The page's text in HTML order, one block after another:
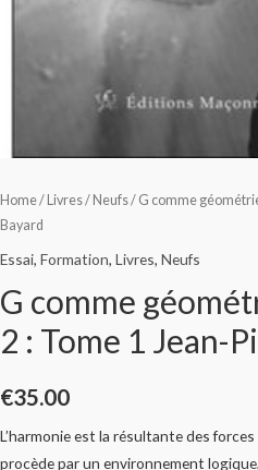
Home/ Livres/ Neufs/ G comme
Bayard
Essai, Formation, Livres, Neufs
G comme
2 : Tome 1 Jean-
€35.00
L’harmonie est la résultante des
procède par un environnement